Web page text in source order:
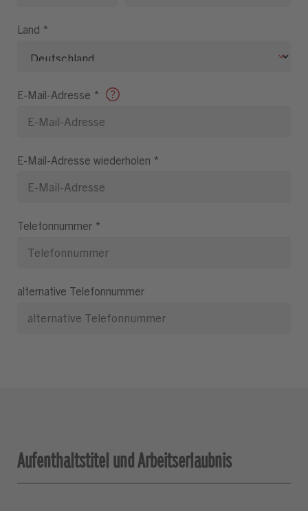
Land *
E-Mail-Adresse *
E-Mail-Adresse wiederholen *
Telefonnummer *
alternative Telefonnummer
Aufenthaltstitel und Arbeitserlaubnis